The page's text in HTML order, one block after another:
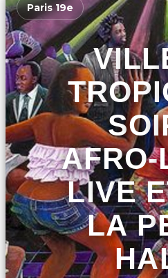
Paris 19e
AFRO-
LIVE
LA